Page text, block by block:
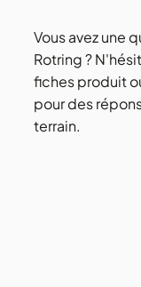
Vous avez une
Rotring ?
fiches produit
pour des
terrain.